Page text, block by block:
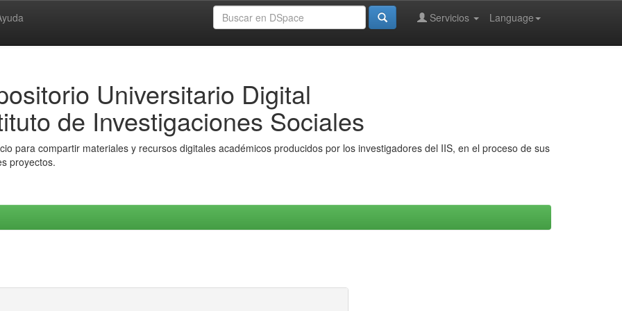
Language
Servicios
Universitario Digital
de Investigaciones Sociales
para compartir materiales y recursos digitales académicos producidos por los investigadores del IIS, en el proceso de sus
proyectos.